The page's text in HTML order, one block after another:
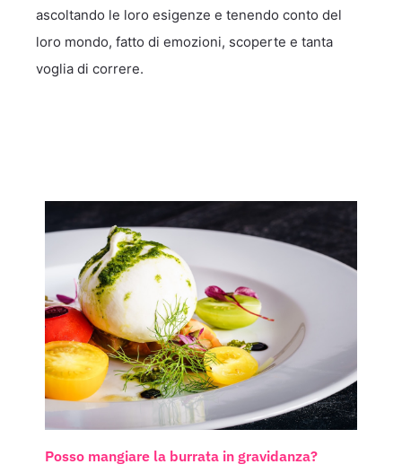
ascoltando le loro esigenze e tenendo conto del
loro mondo, fatto di emozioni, scoperte e tanta
voglia di correre.
Posso mangiare la burrata in gravidanza?